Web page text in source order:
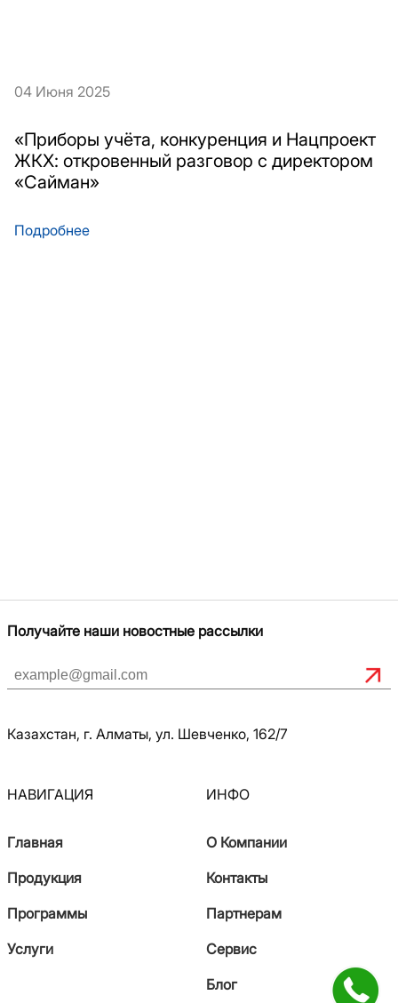
04 Июня 2025
«Приборы учёта, конкуренция и Нацпроект
ЖКХ: откровенный разговор с директором
«Сайман»
Подробнее
Получайте наши новостные рассылки
Казахстан, г. Алматы, ул. Шевченко, 162/7
НАВИГАЦИЯ
Главная
Продукция
Программы
Услуги
ИНФО
О Компании
Контакты
Партнерам
Сервис
Блог